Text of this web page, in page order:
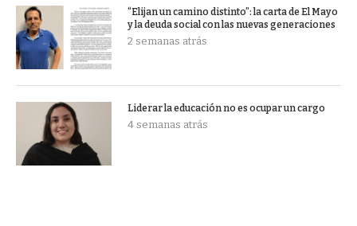
“Elijan un camino distinto”: la carta de El Mayo
y la deuda social con las nuevas generaciones
2 semanas atrás
Liderar la educación no es ocupar un cargo
4 semanas atrás